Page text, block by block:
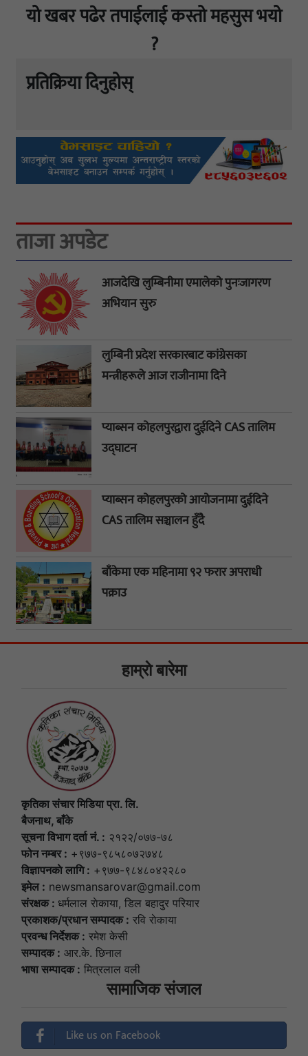
यो खबर पढेर तपाईलाई कस्तो महसुस भयो
?
प्रतिक्रिया दिनुहोस्
ताजा अपडेट
आजदेखि लुम्बिनीमा एमालेको पुनःजागरण
अभियान सुरु
लुम्बिनी प्रदेश सरकारबाट कांग्रेसका
मन्त्रीहरूले आज राजीनामा दिने
प्याब्सन कोहलपुरद्वारा दुईदिने CAS तालिम
उद्घाटन
प्याब्सन कोहलपुरको आयोजनामा दुईदिने
CAS तालिम सञ्चालन हुँदै
बाँकेमा एक महिनामा ९२ फरार अपराधी
पक्राउ
हाम्राे बारेमा
कृतिका संचार मिडिया प्रा. लि.
बैजनाथ, बाँके
सूचना विभाग दर्ता नं. : २१२२/०७७-७८
फोन नम्बर : +९७७-९८५८०७२७४८
विज्ञापनकाे लागि : +९७७-९८४८०४२२८०
इमेल : newsmansarovar@gmail.com
संरक्षक : धर्मलाल राेकाया, डिल बहादुर परियार
प्रकाशक/प्रधान सम्पादक : रवि राेकाया
प्रवन्ध निर्देशक : रमेश केसी
सम्पादक : आर.के. छिनाल
भाषा सम्पादक : मित्रलाल वली
सामाजिक संजाल
Like us on Facebook